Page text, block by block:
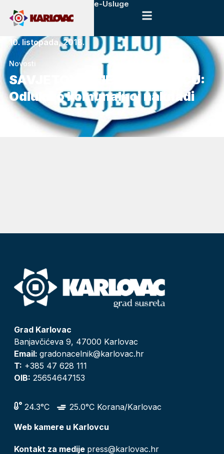
e-Usluge
10. listopada, 2018.
Novosti
SAVJETOVANJE S JAVNOŠĆU:
Odluka o komunalnoj naknadi
Grad Karlovac
Banjavčićeva 9, 47000 Karlovac
Email: gradonacelnik@karlovac.hr
T: +385 47 628 111
OIB: 25654647153
24.3°C
25.0°C Korana/Karlovac
Web kamere u Karlovcu
Kontakt za medije press@karlovac.hr